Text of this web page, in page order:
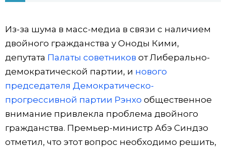
Технологии
Токио
От редакции
Из-за шума в масс-медиа в связи с наличием
двойного гражданства у Оноды Кими,
депутата Палаты советников от Либерально-
демократической партии, и нового
председателя Демократическо-
прогрессивной партии Рэнхо общественное
внимание привлекла проблема двойного
гражданства. Премьер-министр Абэ Синдзо
отметил, что этот вопрос необходимо решить,